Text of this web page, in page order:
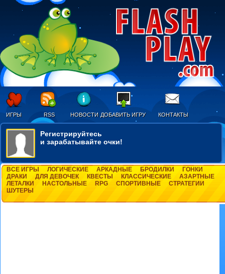
ИГРЫ RSS НОВОСТИ ДОБАВИТЬ ИГРУ КОНТАКТЫ
Регистрируйтесь
и зарабатывайте очки!
ВСЕ ИГРЫ ЛОГИЧЕСКИЕ АРКАДНЫЕ БРОДИЛКИ
ГОНКИ
ДРАКИ
ДЛЯ ДЕВОЧЕК КВЕСТЫ КЛАССИЧЕСКИЕ
АЗАРТНЫЕ
ЛЕТАЛКИ
НАСТОЛЬНЫЕ RPG СПОРТИВНЫЕ
СТРАТЕГИИ
ШУТЕРЫ